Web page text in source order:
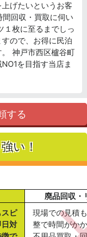
げたいというお客
回収・買取に伺い
１枚に至るまでしっ
ので、お得に民泊
神戸市西区櫨谷町
を目指す当店ま
する
い！
廃品回収・
ピ
対
現場での見積
整で時間がか